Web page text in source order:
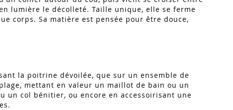
lumière le décolleté. Taille unique, elle se ferme
corps. Sa matière est pensée pour être douce,
la poitrine dévoilée, que sur un ensemble de
mettant en valeur un maillot de bain ou un
un col bénitier, ou encore en accessoirisant une